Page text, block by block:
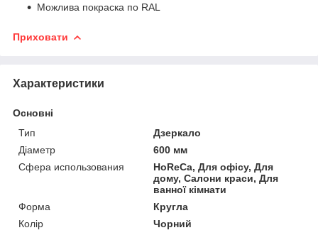
Можлива покраска по RAL
Приховати
Характеристики
Основні
Тип
Дзеркало
Діаметр
600 мм
Сфера использования
HoReCa, Для офісу, Для
дому, Салони краси, Для
ванної кімнати
Форма
Кругла
Колір
Чорний